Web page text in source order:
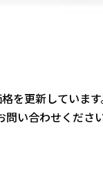
を更新していま
問い合わせくださ